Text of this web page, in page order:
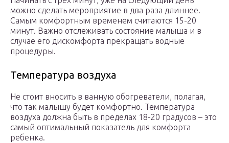
можно сделать мероприятие в два раза длиннее.
Самым комфортным временем считаются 15-20
минут. Важно отслеживать состояние малыша и в
случае его дискомфорта прекращать водные
процедуры.
Температура воздуха
Не стоит вносить в ванную обогреватели, полагая,
что так малышу будет комфортно. Температура
воздуха должна быть в пределах 18-20 градусов – это
самый оптимальный показатель для комфорта
ребенка.